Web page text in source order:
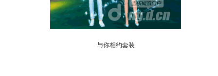
与你相约套装